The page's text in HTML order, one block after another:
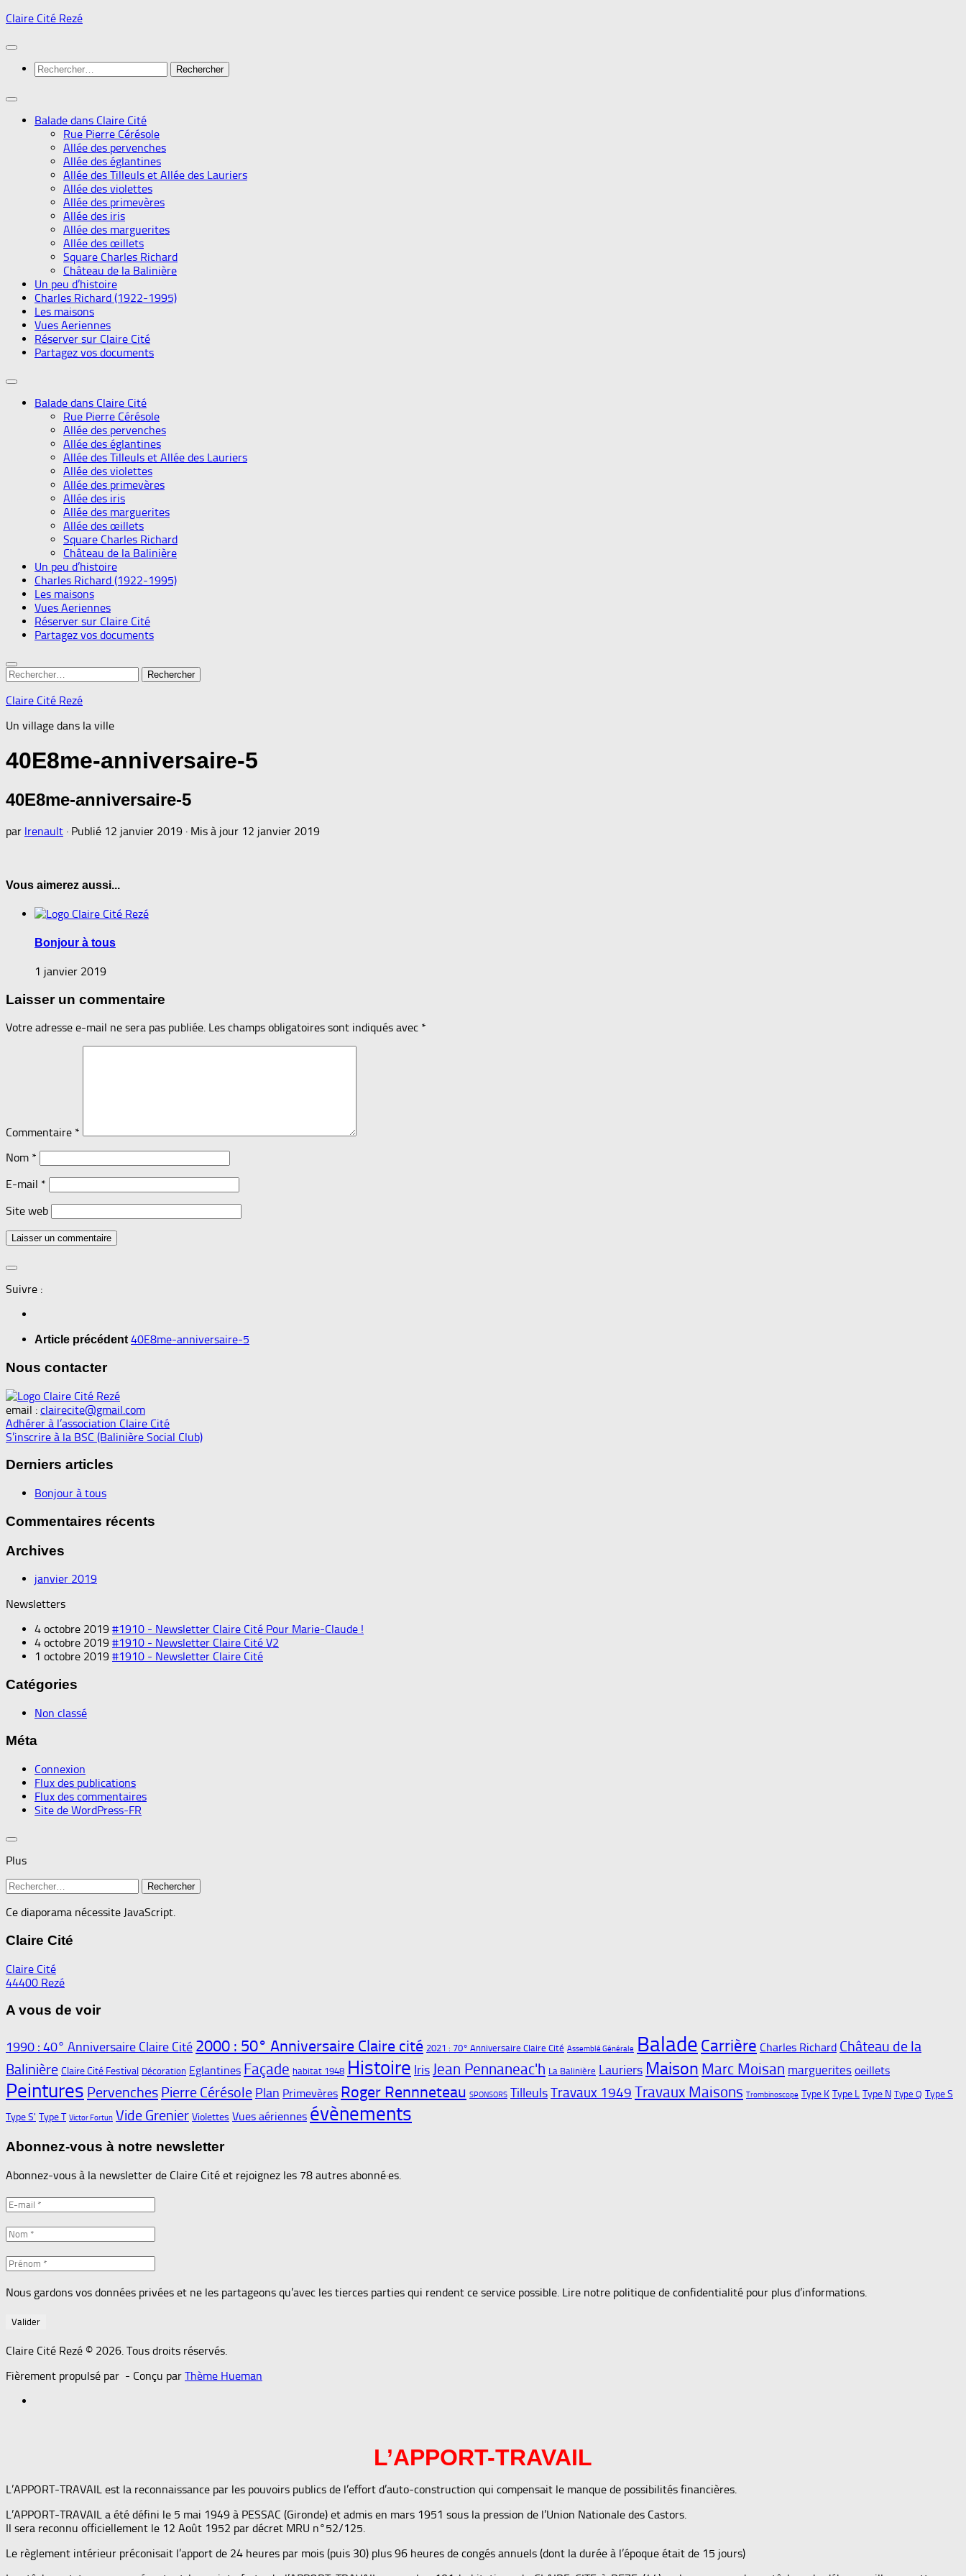
Skip
content
Claire Cité Rezé
Rechercher :
Balade dans Claire Cité
Rue Pierre Cérésole
Allée des pervenches
Allée des églantines
Allée des Tilleuls et Allée des Lauriers
Allée des violettes
Allée des primevères
Allée des iris
Allée des marguerites
Allée des œillets
Square Charles Richard
Château de la Balinière
Un peu d’histoire
Charles Richard (1922-1995)
Les maisons
Vues Aeriennes
Réserver sur Claire Cité
Partagez vos documents
Balade dans Claire Cité
Rue Pierre Cérésole
Allée des pervenches
Allée des églantines
Allée des Tilleuls et Allée des Lauriers
Allée des violettes
Allée des primevères
Allée des iris
Allée des marguerites
Allée des œillets
Square Charles Richard
Château de la Balinière
Un peu d’histoire
Charles Richard (1922-1995)
Les maisons
Vues Aeriennes
Réserver sur Claire Cité
Partagez vos documents
Rechercher :
Claire Cité Rezé
Un village dans la ville
40E8me-anniversaire-5
40E8me-anniversaire-5
par lrenault · Publié 12 janvier 2019 · Mis à jour 12 janvier 2019
Vous aimerez aussi...
Bonjour à tous
1 janvier 2019
Laisser un commentaire
Votre adresse e-mail ne sera pas publiée. Les champs obligatoires sont indiqués avec *
Commentaire *
Nom *
E-mail *
Site web
Suivre :
Article précédent 40E8me-anniversaire-5
Nous contacter
email : clairecite@gmail.com
Adhérer à l’association Claire Cité
S’inscrire à la BSC (Balinière Social Club)
Derniers articles
Bonjour à tous
Commentaires récents
Archives
janvier 2019
Newsletters
4 octobre 2019 #1910 - Newsletter Claire Cité Pour Marie-Claude !
4 octobre 2019 #1910 - Newsletter Claire Cité V2
1 octobre 2019 #1910 - Newsletter Claire Cité
Catégories
Non classé
Méta
Connexion
Flux des publications
Flux des commentaires
Site de WordPress-FR
Plus
Rechercher :
Ce diaporama nécessite JavaScript.
Claire Cité
Claire Cité
44400 Rezé
A vous de voir
1990 : 40° Anniversaire Claire Cité 2000 : 50° Anniversaire Claire cité 2021 : 70° Anniversaire Claire Cité Assemblé Générale Balade Carrière Charles Richard Château de la
Balinière Claire Cité Festival Décoration Eglantines Façade habitat 1948 Histoire Iris Jean Pennaneac'h La Balinière Lauriers Maison Marc Moisan marguerites oeillets
Peintures Pervenches Pierre Cérésole Plan Primevères Roger Rennneteau SPONSORS TilleulsTravaux 1949 Travaux Maisons Trombinoscope Type K Type L Type N Type Q Type S
Type S' Type T Victor Fortun Vide Grenier Violettes Vues aériennes évènements
Abonnez-vous à notre newsletter
Abonnez-vous à la newsletter de Claire Cité et rejoignez les 78 autres abonné·es.
Nous gardons vos données privées et ne les partageons qu’avec les tierces parties qui rendent ce service possible. Lire notre politique de confidentialité pour plus d’informations.
Claire Cité Rezé © 2026. Tous droits réservés.
Fièrement propulsé par - Conçu par Thème Hueman
L’APPORT-TRAVAIL
L’APPORT-TRAVAIL est la reconnaissance par les pouvoirs publics de l’effort d’auto-construction qui compensait le manque de possibilités financières.
L’APPORT-TRAVAIL a été défini le 5 mai 1949 à PESSAC (Gironde) et admis en mars 1951 sous la pression de l’Union Nationale des Castors.
Il sera reconnu officiellement le 12 Août 1952 par décret MRU n°52/125.
Le règlement intérieur préconisait l’apport de 24 heures par mois (puis 30) plus 96 heures de congés annuels (dont la durée à l’époque était de 15 jours)